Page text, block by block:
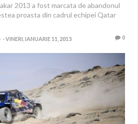
2013 a fost marcata de abandonul
proasta din cadrul echipei Qatar
-VINERI, IANUARIE 11, 2013 0